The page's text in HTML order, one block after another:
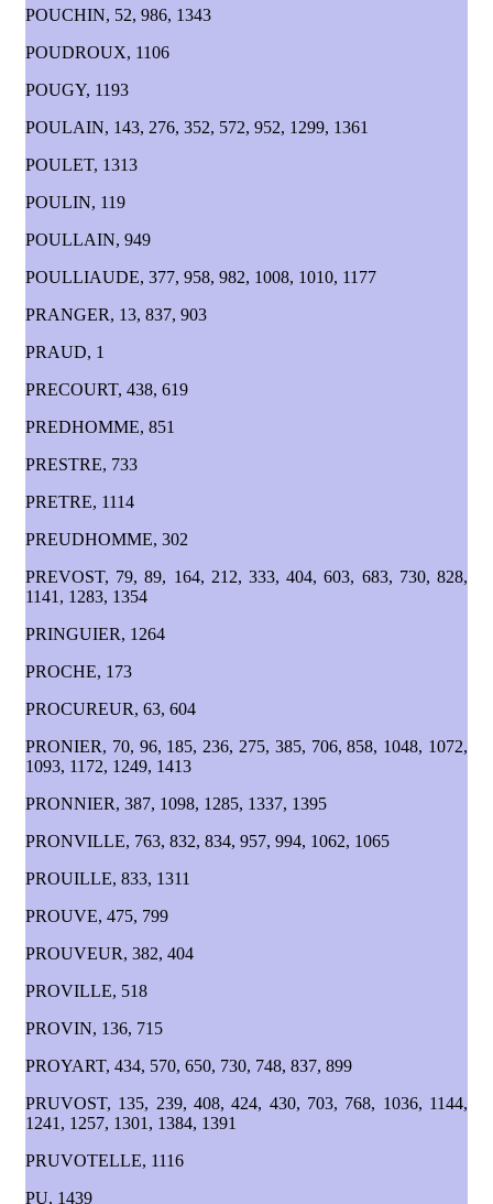
POUCHIN, 52, 986, 1343
POUDROUX, 1106
POUGY, 1193
POULAIN, 143, 276, 352, 572, 952, 1299, 1361
POULET, 1313
POULIN, 119
POULLAIN, 949
POULLIAUDE, 377, 958, 982, 1008, 1010, 1177
PRANGER, 13, 837, 903
PRAUD, 1
PRECOURT, 438, 619
PREDHOMME, 851
PRESTRE, 733
PRETRE, 1114
PREUDHOMME, 302
PREVOST, 79, 89, 164, 212, 333, 404, 603, 683, 730, 828,
1141, 1283, 1354
PRINGUIER, 1264
PROCHE, 173
PROCUREUR, 63, 604
PRONIER, 70, 96, 185, 236, 275, 385, 706, 858, 1048, 1072,
1093, 1172, 1249, 1413
PRONNIER, 387, 1098, 1285, 1337, 1395
PRONVILLE, 763, 832, 834, 957, 994, 1062, 1065
PROUILLE, 833, 1311
PROUVE, 475, 799
PROUVEUR, 382, 404
PROVILLE, 518
PROVIN, 136, 715
PROYART, 434, 570, 650, 730, 748, 837, 899
PRUVOST, 135, 239, 408, 424, 430, 703, 768, 1036, 1144,
1241, 1257, 1301, 1384, 1391
PRUVOTELLE, 1116
PU, 1439